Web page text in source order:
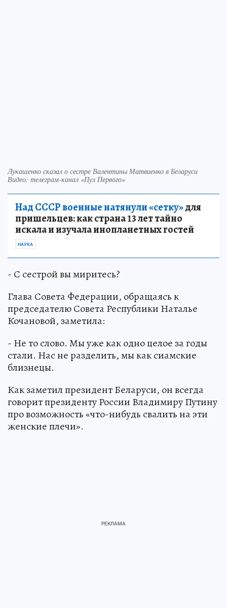
Лукашенко сказал о сестре Валентины Матвиенко в Беларуси
Видео: телеграм-канал «Пул Первого»
Над СССР военные натянули «сетку»для
пришельцев: как страна 13 лет тайно
искала и изучала инопланетных гостей
НАУКА
- С сестрой вы миритесь?
Глава Совета Федерации, обращаясь к
председателю Совета Республики Наталье
Кочановой, заметила:
- Не то слово. Мы уже как одно целое за годы
стали. Нас не разделить, мы как сиамские
близнецы.
Как заметил президент Беларуси, он всегда
говорит президенту России Владимиру Путину
про возможность «что-нибудь свалить на эти
женские плечи».